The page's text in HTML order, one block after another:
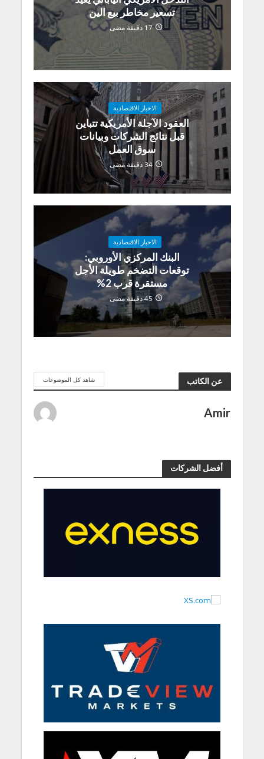
تسعير مخاطر بيع الين
17 دقيقة مضى
الاخبار الاقتصادية
العقود الآجلة الأمريكية تتباين
قبل نتائج الشركات وبيانات
سوق العمل
34 دقيقة مضى
الاخبار الاقتصادية
البنك المركزي الأوروبي:
توقعات التضخم طويلة الأجل
مستقرة قرب 2%
45 دقيقة مضى
عن الكاتب شاهد كل الموضوعات
Amir
أفضل الشركات